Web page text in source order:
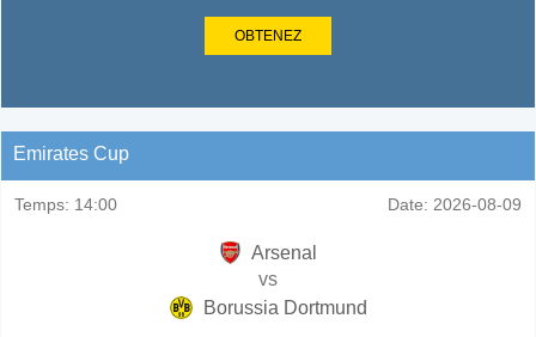
OBTENEZ
Emirates Cup
Temps: 14:00 Date: 2026-08-09
Arsenal
vs
Borussia Dortmund